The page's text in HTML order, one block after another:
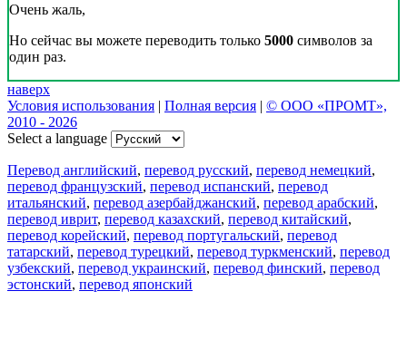
Очень жаль,
Но сейчас вы можете переводить только 5000 символов за
один раз.
наверх
Условия использования | Полная версия | © ООО «ПРОМТ»,
2010 - 2026
Select a language
Перевод английский, перевод русский, перевод немецкий,
перевод французский, перевод испанский, перевод
итальянский, перевод азербайджанский, перевод арабский,
перевод иврит, перевод казахский, перевод китайский,
перевод корейский, перевод португальский, перевод
татарский, перевод турецкий, перевод туркменский, перевод
узбекский, перевод украинский, перевод финский, перевод
эстонский, перевод японский